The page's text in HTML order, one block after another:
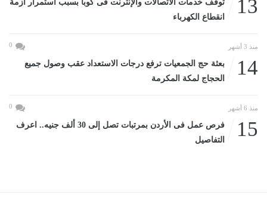
13
توقف خدمات الاتصالات والإنترنت فى كوبا بسبب استمرار أزمة
انقطاع الكهرباء
منذ 3 أشهر 0
14
بعثة حج الجمعيات ترفع درجات الاستعداد عقب وصول جميع
الحجاج لمكة المكرمة
منذ 6 أشهر 0
15
فرص عمل فى الأردن بمرتبات تصل إلى 30 ألف جنيه.. اعرف
التفاصيل